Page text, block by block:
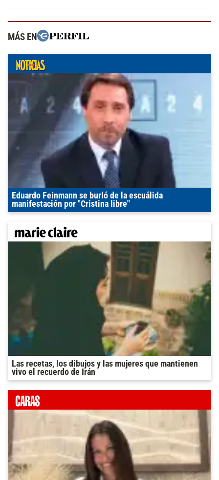
MÁS EN
Eduardo Feinmann se burló de la escuálida
manifestación por "Cristina libre"
Las recetas, los dibujos y las mujeres que mantienen
vivo el recuerdo de Irán